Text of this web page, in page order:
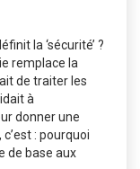
la ‘sécurité’ ?
remplace la
de traiter les
à
donner une
: pourquoi
de base aux